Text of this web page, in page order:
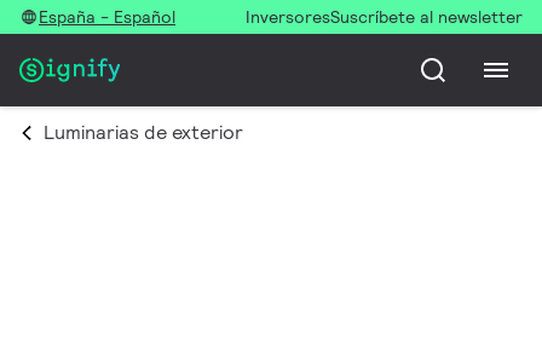
España - Español InversoresSuscríbete al newsletter
Luminarias de exterior